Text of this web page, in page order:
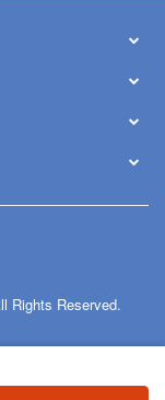
Rights Reserved.